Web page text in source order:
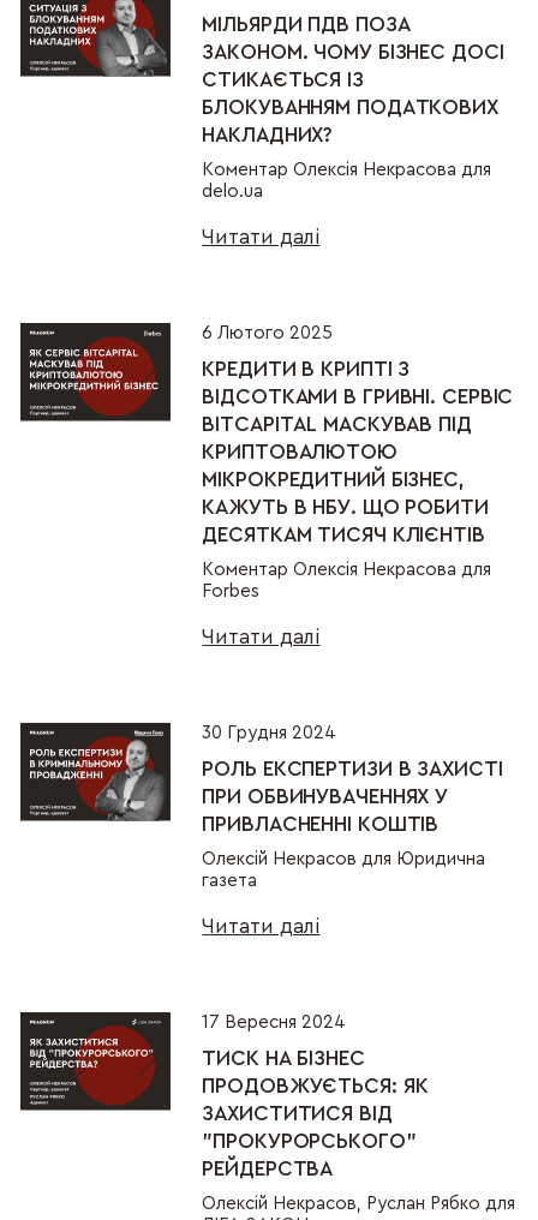
МІЛЬЯРДИ ПДВ ПОЗА
ЗАКОНОМ. ЧОМУ БІЗНЕС ДОСІ
СТИКАЄТЬСЯ ІЗ
БЛОКУВАННЯМ ПОДАТКОВИХ
НАКЛАДНИХ?
Коментар Олексія Некрасова для
delo.ua
Читати далі
6 Лютого 2025
КРЕДИТИ В КРИПТІ З
ВІДСОТКАМИ В ГРИВНІ. СЕРВІС
BITCAPITAL МАСКУВАВ ПІД
КРИПТОВАЛЮТОЮ
МІКРОКРЕДИТНИЙ БІЗНЕС,
КАЖУТЬ В НБУ. ЩО РОБИТИ
ДЕСЯТКАМ ТИСЯЧ КЛІЄНТІВ
Коментар Олексія Некрасова для
Forbes
Читати далі
30 Грудня 2024
РОЛЬ ЕКСПЕРТИЗИ В ЗАХИСТІ
ПРИ ОБВИНУВАЧЕННЯХ У
ПРИВЛАСНЕННІ КОШТІВ
Олексій Некрасов для Юридична
газета
Читати далі
17 Вересня 2024
ТИСК НА БІЗНЕС
ПРОДОВЖУЄТЬСЯ: ЯК
ЗАХИСТИТИСЯ ВІД
"ПРОКУРОРСЬКОГО"
РЕЙДЕРСТВА
Олексій Некрасов, Руслан Рябко для